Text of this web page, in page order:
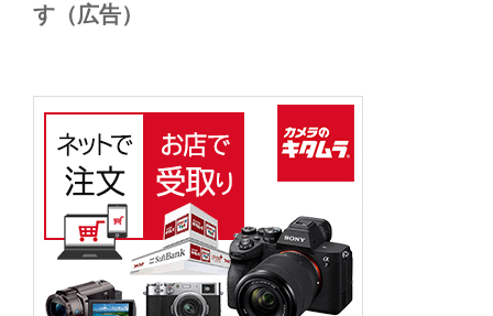
す（広告）